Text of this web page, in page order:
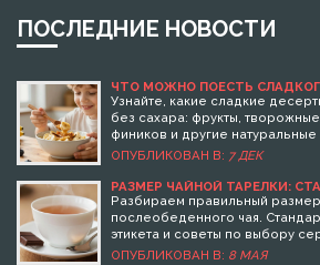
ПОСЛЕДНИЕ НОВОСТИ
ЧТО МОЖНО ПОЕСТЬ
ПОЛЕЗНЫХ ДЕСЕРТОВ ДЛЯ
Узнайте, какие сладкие
без сахара: фрукты,
фиников и другие
без консервантов, с пользой.
ОПУБЛИКОВАН В: 7 ДЕК
РАЗМЕР ЧАЙНОЙ ТАРЕЛКИ:
КАК ВЫБРАТЬ ИДЕАЛЬНУЮ
Разбираем правильный
послеобеденного чая.
этикета и советы по выбору
с гостями.
ОПУБЛИКОВАН В: 8 МАЯ